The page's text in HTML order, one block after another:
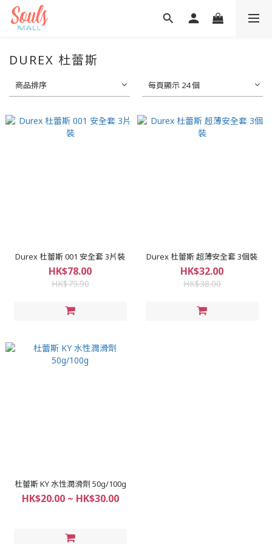
DUREX 杜蕾斯
商品排序 每頁顯示 24 個
Durex 杜蕾斯 001 安全套 3片裝
HK$78.00
HK$79.90
Durex 杜蕾斯 超薄安全套 3個裝
HK$32.00
HK$38.00
杜蕾斯 KY 水性潤滑劑 50g/100g
HK$20.00 ~ HK$30.00